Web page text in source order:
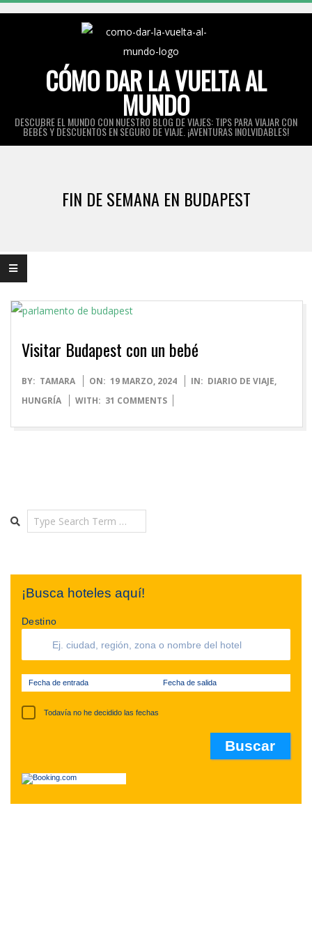
CÓMO DAR LA VUELTA AL
MUNDO
DESCUBRE EL MUNDO CON NUESTRO BLOG DE VIAJES: TIPS PARA VIAJAR CON
BEBÉS Y DESCUENTOS EN SEGURO DE VIAJE. ¡AVENTURAS INOLVIDABLES!
FIN DE SEMANA EN BUDAPEST
Visitar Budapest con un bebé
2024-
03-
BY: TAMARA ON: 19 MARZO, 2024 IN: DIARIO DE VIAJE,
HUNGRÍA
WITH: 31 COMMENTS
Search
¡Busca hoteles aquí!
Destino
Fecha de entrada Fecha de salida
Todavía no he decidido las fechas